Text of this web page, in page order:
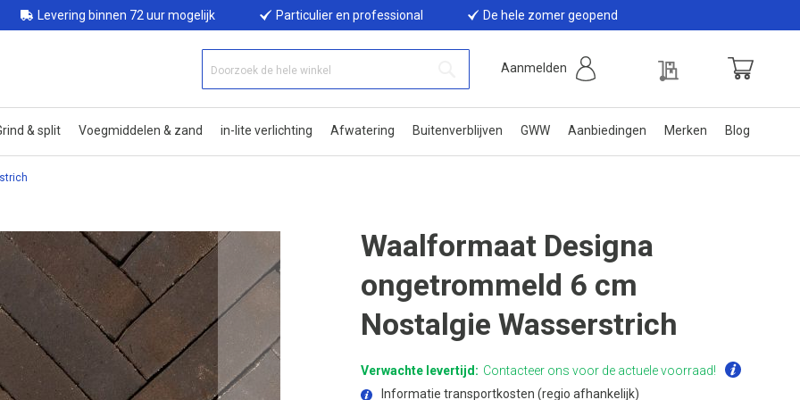
Levering binnen 72 uur mogelijk Particulier en professional De hele zomer geopend
Aanmelden
& split Voegmiddelen & zand in-lite verlichting Afwatering Buitenverblijven GWW Aanbiedingen Merken Blog
Waalformaat Designa
ongetrommeld 6 cm
Nostalgie Wasserstrich
Verwachte levertijd: Contacteer ons voor de actuele voorraad!
Informatie transportkosten (regio afhankelijk)